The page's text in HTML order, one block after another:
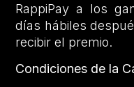
RappiPay a los
días hábiles
recibir el premio.
Condiciones de la